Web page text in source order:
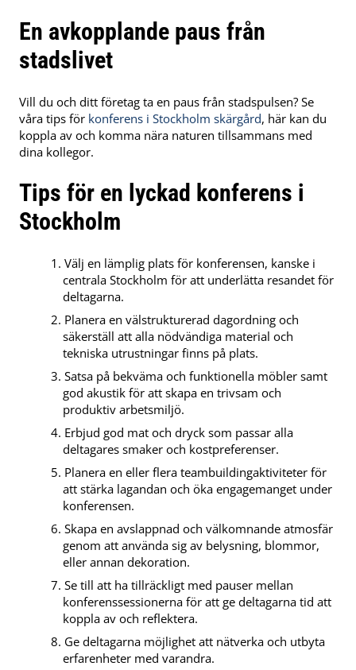
En avkopplande paus från
stadslivet
Vill du och ditt företag ta en paus från stadspulsen? Se
våra tips för konferens i Stockholm skärgård, här kan du
koppla av och komma nära naturen tillsammans med
dina kollegor.
Tips för en lyckad konferens i
Stockholm
Välj en lämplig plats för konferensen, kanske i
centrala Stockholm för att underlätta resandet för
deltagarna.
Planera en välstrukturerad dagordning och
säkerställ att alla nödvändiga material och
tekniska utrustningar finns på plats.
Satsa på bekväma och funktionella möbler samt
god akustik för att skapa en trivsam och
produktiv arbetsmiljö.
Erbjud god mat och dryck som passar alla
deltagares smaker och kostpreferenser.
Planera en eller flera teambuildingaktiviteter för
att stärka lagandan och öka engagemanget under
konferensen.
Skapa en avslappnad och välkomnande atmosfär
genom att använda sig av belysning, blommor,
eller annan dekoration.
Se till att ha tillräckligt med pauser mellan
konferenssessionerna för att ge deltagarna tid att
koppla av och reflektera.
Ge deltagarna möjlighet att nätverka och utbyta
erfarenheter med varandra.